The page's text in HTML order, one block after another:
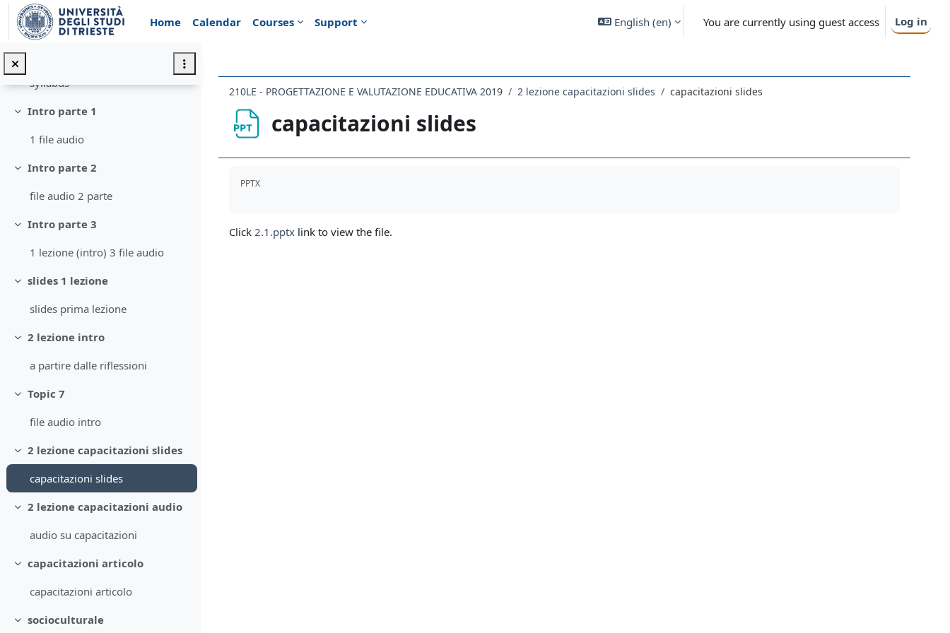
Skip to main content
Home
Calendar Courses Support English ‎(en)‎ You are currently using guest access Log in
Collapse
Annunci
Collapse
syllabus
Collapse
Intro parte 1
1 file audio
Collapse
Intro parte 2
file audio 2 parte
Collapse
Intro parte 3
1 lezione (intro) 3 file audio
Collapse
slides 1 lezione
slides prima lezione
Collapse
2 lezione intro
a partire dalle riflessioni
Collapse
Topic 7
file audio intro
Collapse
2 lezione capacitazioni slides
capacitazioni slides
Collapse
2 lezione capacitazioni audio
audio su capacitazioni
Collapse
capacitazioni articolo
capacitazioni articolo
Collapse
socioculturale
210LE - PROGETTAZIONE E VALUTAZIONE EDUCATIVA 2019 2 lezione capacitazioni slides capacitazioni slides
capacitazioni slides
PPTX
Click 2.1.pptx link to view the file.